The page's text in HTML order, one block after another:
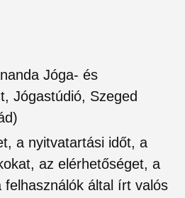
Jóga- és
Jógastúdió, Szeged
a nyitvatartási időt, a
az elérhetőséget, a
felhasználók által írt valós